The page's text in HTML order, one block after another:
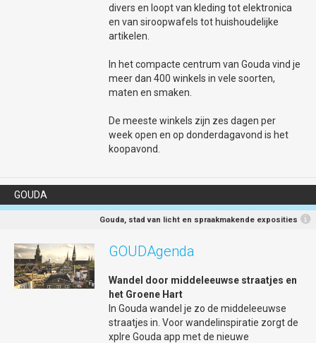
Onder de vraag “Ik ben niet zwart en jij niet wit?” onderzoeken
we hoe koloniale labels ontstonden en welke invloed zij nog altijd
hebben op onze samenleving. Het programma bevat een
eert de kracht, strijd en creativiteit van Afrikaanse en inheemse
voorouders. Met optredens en bijdragen van onder anderen
Manu van Kersbergen, kawinaband Combinatie XVI en spreker
inspirerende en betekenisvolle viering te worden.
Hier of op deze sitewww.30juni1juli-gouda.nlkunt u het volledige
programma bekijken.
Meld u gratis aan! Dit is belangrijk, zodat we weten hoeveel
beschikbaar moeten zijn.
Aanmelden kan via deze link of u kunt een mail sturen
naarinfo@30juni1juli-gouda.nl
Zet in uw mail de volgende punten: uw naam; met hoeveel
personen u komt; welke dag(en) u erbij bent: 30 juni, 1 juli of
allebei; of u gezellig mee-eet op woensdag 1 juli (ja of nee)
divers en loopt van kleding tot elektronica
en van siroopwafels tot huishoudelijke
artikelen.
In het compacte centrum van Gouda vind je
meer dan 400 winkels in vele soorten,
maten en smaken.
De meeste winkels zijn zes dagen per
week open en op donderdagavond is het
koopavond.
GOUDA
Gouda, stad van licht en spraakmakende exposities
GOUDAgenda
Wandel door middeleeuwse straatjes en
het Groene Hart
In Gouda wandel je zo de middeleeuwse
straatjes in. Voor wandelinspiratie zorgt de
xplre Gouda app met de nieuwe